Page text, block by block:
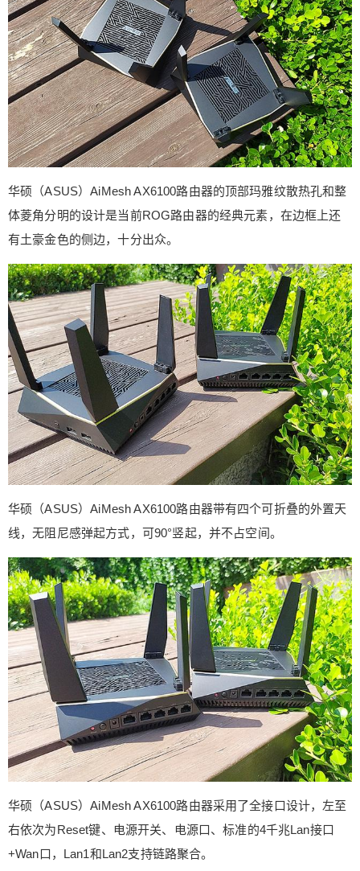
华硕（ASUS）AiMesh AX6100路由器的顶部玛雅纹散热孔和整
体菱角分明的设计是当前ROG路由器的经典元素，在边框上还
有土豪金色的侧边，十分出众。
华硕（ASUS）AiMesh AX6100路由器带有四个可折叠的外置天
线，无阻尼感弹起方式，可90°竖起，并不占空间。
华硕（ASUS）AiMesh AX6100路由器采用了全接口设计，左至
右依次为Reset键、电源开关、电源口、标准的4千兆Lan接口
+Wan口，Lan1和Lan2支持链路聚合。